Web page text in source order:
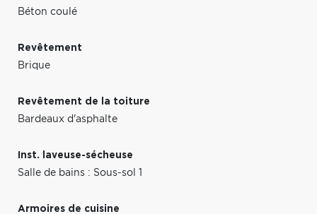
Béton coulé
Revêtement
Brique
Revêtement de la toiture
Bardeaux d'asphalte
Inst. laveuse-sécheuse
Salle de bains : Sous-sol 1
Armoires de cuisine